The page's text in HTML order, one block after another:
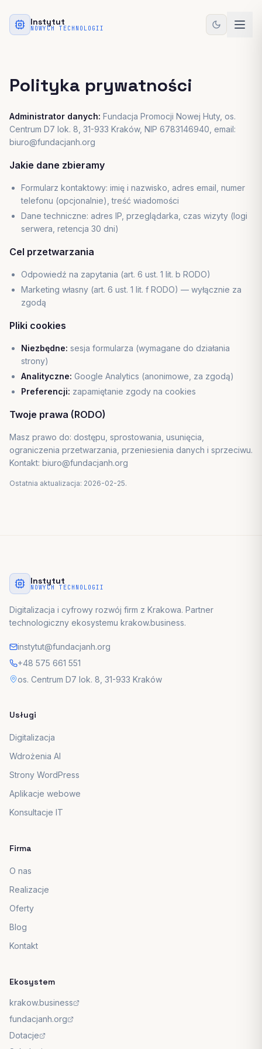
Instytut
NOWYCH TECHNOLOGII
Polityka prywatności
Administrator danych: Fundacja Promocji Nowej Huty, os.
Centrum D7 lok. 8, 31-933 Kraków, NIP 6783146940, email:
biuro@fundacjanh.org
Jakie dane zbieramy
Formularz kontaktowy: imię i nazwisko, adres email, numer
telefonu (opcjonalnie), treść wiadomości
Dane techniczne: adres IP, przeglądarka, czas wizyty (logi
serwera, retencja 30 dni)
Cel przetwarzania
Odpowiedź na zapytania (art. 6 ust. 1 lit. b RODO)
Marketing własny (art. 6 ust. 1 lit. f RODO) — wyłącznie za
zgodą
Pliki cookies
Niezbędne: sesja formularza (wymagane do działania
strony)
Analityczne: Google Analytics (anonimowe, za zgodą)
Preferencji: zapamiętanie zgody na cookies
Twoje prawa (RODO)
Masz prawo do: dostępu, sprostowania, usunięcia,
ograniczenia przetwarzania, przeniesienia danych i sprzeciwu.
Kontakt: biuro@fundacjanh.org
Ostatnia aktualizacja: 2026-02-25.
Instytut
NOWYCH TECHNOLOGII
Digitalizacja i cyfrowy rozwój firm z Krakowa. Partner
technologiczny ekosystemu krakow.business.
instytut@fundacjanh.org
+48 575 661 551
os. Centrum D7 lok. 8, 31-933 Kraków
Usługi
Digitalizacja
Wdrożenia AI
Strony WordPress
Aplikacje webowe
Konsultacje IT
Firma
O nas
Realizacje
Oferty
Blog
Kontakt
Ekosystem
krakow.business
fundacjanh.org
Dotacje